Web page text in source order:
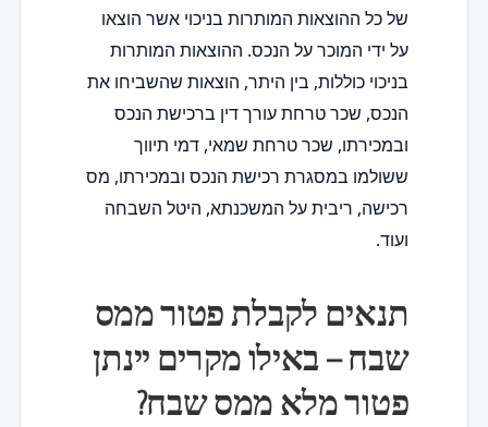
של כל ההוצאות המותרות בניכוי אשר הוצאו
על ידי המוכר על הנכס. ההוצאות המותרות
בניכוי כוללות, בין היתר, הוצאות שהשביחו את
הנכס, שכר טרחת עורך דין ברכישת הנכס
ובמכירתו, שכר טרחת שמאי, דמי תיווך
ששולמו במסגרת רכישת הנכס ובמכירתו, מס
רכישה, ריבית על המשכנתא, היטל השבחה
ועוד.
תנאים לקבלת פטור ממס
שבח – באילו מקרים יינתן
פטור מלא ממס שבח?